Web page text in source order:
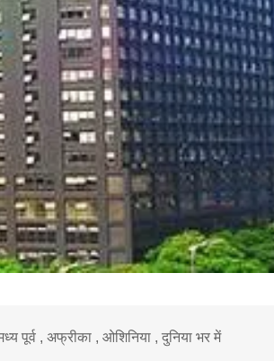
मध्य पूर्व , अफ्रीका , ओशिनिया , दुनिया भर में